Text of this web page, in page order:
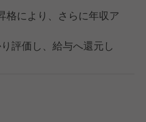
により、さらに年収ア
評価し、給与へ還元し